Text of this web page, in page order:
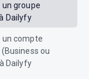
groupe
Dailyfy
un compte
ou
Dailyfy